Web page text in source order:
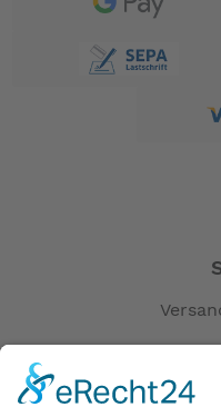
Erklärung